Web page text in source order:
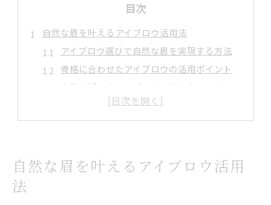
目次
自然な眉を叶えるアイブロウ活用法
アイブロウ選びで自然な眉を実現する方法
骨格に合わせたアイブロウの活用ポイント
自眉を活かすアイブロウの描き方の工夫
肌なじみを意識したアイブロウテクニック
ナチュラルな立体眉を作るアイブロウ術
美眉を描くための基本テクニック紹介
自然な眉を叶えるアイブロウ活用
法